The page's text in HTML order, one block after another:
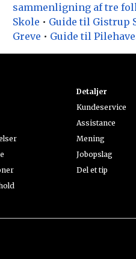
sammenligning af tre
Skole • Guide til Gistrup
Greve • Guide til
Detaljer
Kundeservice
Assistance
Mening
Jobopslag
Del et tip